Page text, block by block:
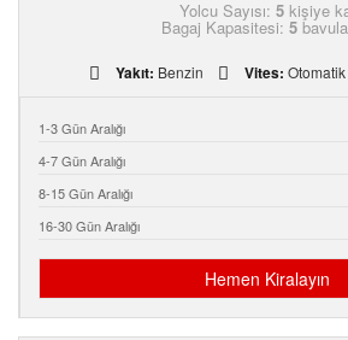
Yolcu Sayısı: 5kişiye
Bagaj Kapasitesi: 5
Yakıt: Benzin Vites: Otomatik
1-3 Gün Aralığı
4-7 Gün Aralığı
8-15 Gün Aralığı
16-30 Gün Aralığı
Hemen Kiralayın